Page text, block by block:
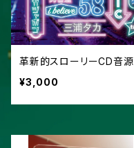
革新的スローリーCD音源
¥3,000